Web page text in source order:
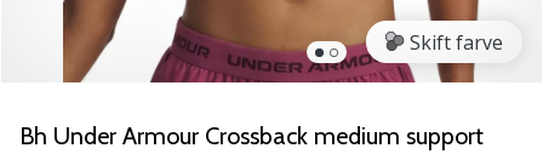
NITRO
SQD
de
Skift farve
Bh Under Armour Crossback medium support